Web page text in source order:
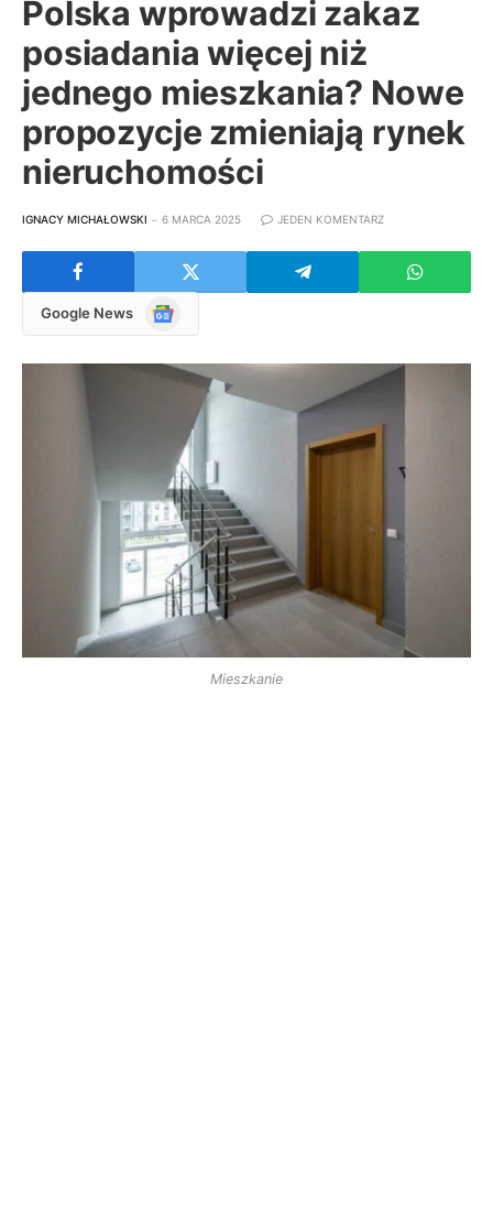
Polska wprowadzi zakaz
posiadania więcej niż
jednego mieszkania? Nowe
propozycje zmieniają rynek
nieruchomości
IGNACY MICHAŁOWSKI 6 MARCA 2025 JEDEN KOMENTARZ
Google News
Google
Mieszkanie